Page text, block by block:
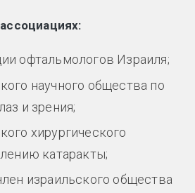
офтальмологов Израиля;
научного общества по
и зрения;
хирургического
катаракты;
израильского общества